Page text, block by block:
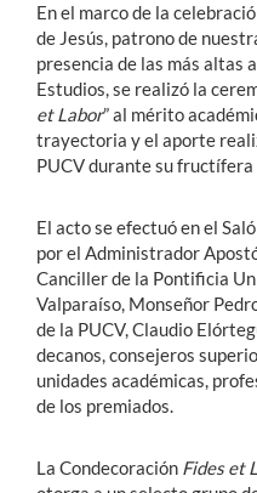
En el marco de la
de Jesús, patrono de
presencia de las más altas
Estudios, se realizó la
et Labor” al mérito
trayectoria y el aporte
PUCV durante su
El acto se efectuó en el
por el Administrador
Canciller de la Pontificia
Valparaíso, Monseñor
de la PUCV, Claudio
decanos, consejeros
unidades académicas,
de los premiados.
La Condecoración Fides et